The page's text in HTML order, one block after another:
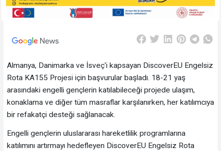
Almanya, Danimarka ve İsveç'i kapsayan DiscoverEU Engelsiz
Rota KA155 Projesi için başvurular başladı. 18-21 yaş
arasındaki engelli gençlerin katılabileceği projede ulaşım,
konaklama ve diğer tüm masraflar karşılanırken, her katılımcıya
bir refakatçi desteği sağlanacak.
Engelli gençlerin uluslararası hareketlilik programlarına
katılımını artırmayı hedefleyen DiscoverEU Engelsiz Rota